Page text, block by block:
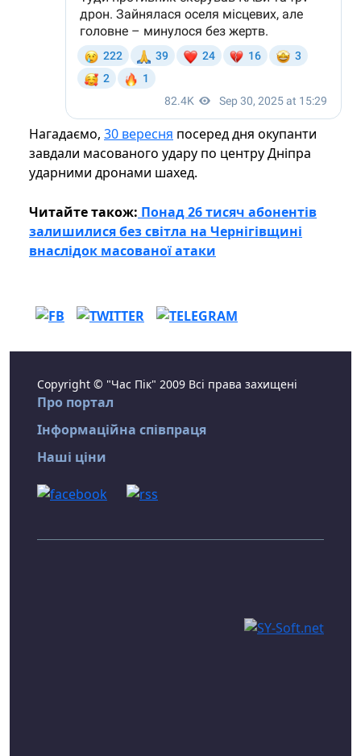
Нагадаємо, 30 вересня посеред дня окупанти
завдали масованого удару по центру Дніпра
ударними дронами шахед.
Читайте також: Понад 26 тисяч абонентів
залишилися без світла на Чернігівщині
внаслідок масованої атаки
Copyright © "Час Пік" 2009 Всі права захищені
Про портал
Інформаційна співпраця
Наші ціни